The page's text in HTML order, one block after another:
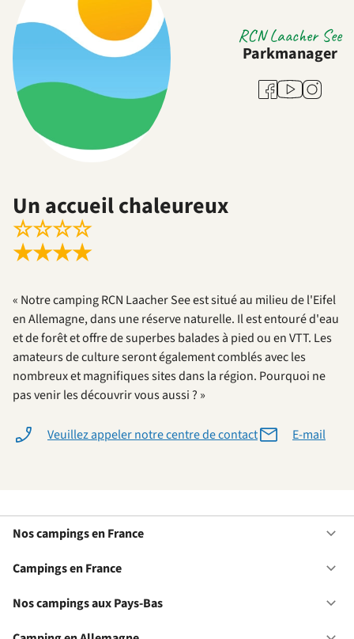
RCN Laacher See
Parkmanager
Facebook
Youtube
Un accueil chaleureux
☆☆☆☆
★★★★
« Notre camping RCN Laacher See est situé au milieu de l'Eifel
en Allemagne, dans une réserve naturelle. Il est entouré d'eau
et de forêt et offre de superbes balades à pied ou en VTT. Les
amateurs de culture seront également comblés avec les
nombreux et magnifiques sites dans la région. Pourquoi ne
pas venir les découvrir vous aussi ? »
Veuillez appeler notre centre de contact E-mail
Nos campings en France
Campings en France
Nos campings aux Pays-Bas